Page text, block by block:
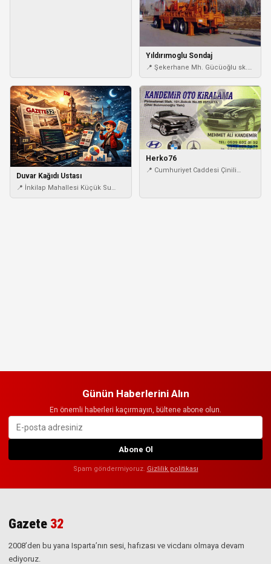
Yıldırımoglu Sondaj
📍 Şekerhane Mh. Gücüoğlu sk.
Atılım Kent Sitesi A Blok NO:12/e
Alanya / Alanya - ANTALYA -
Türkiye / Alanya / ANTALYA
Duvar Kağıdı Ustası
📍 İnkilap Mahallesi Küçük Su
Caddesi Hüdayi Sokak No:1
Herko76
📍 Cumhuriyet Caddesi Çinili
Günün Haberlerini Alın
En önemli haberleri kaçırmayın, bültene abone olun.
Abone Ol
Spam göndermiyoruz. Gizlilik politikası
Gazete 32
2008’den bu yana Isparta’nın sesi, hafızası ve vicdanı olmaya devam
ediyoruz.